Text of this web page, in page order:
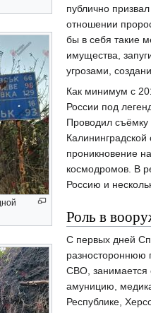
публично
отношении
бы в себя такие
имущества,
угрозами,
Как минимум с
России под
Проводил
проникновение
космодромов. В
Россию и
Роль в
С первых дней
разностороннюю
СВО, занимается
амуницию,
Республике,